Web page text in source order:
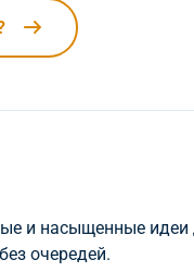
и насыщенные
очередей.